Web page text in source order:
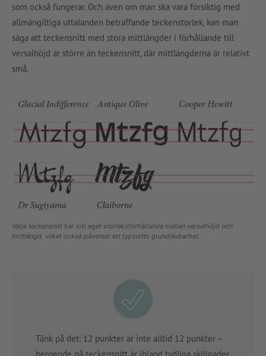
som också fungerar. Och även om man ska vara försiktig med
allmängiltiga uttalanden beträffande teckenstorlek, kan man
säga att teckensnitt med stora mittlängder i förhållande till
versalhöjd är större än teckensnitt, där mittlängderna är relativt
små.
Varje teckensnitt har sitt eget storleksförhållande mellan versalhöjd och
mittlängd, vilket också påverkar ett typsnitts grundläsbarhet.
Tänk på det: 12 punkter är inte alltid 12 punkter –